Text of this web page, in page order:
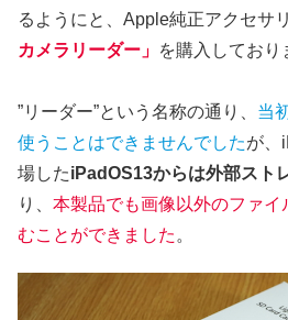
るようにと、Apple純正アクセサリ
カメラリーダー」 を購入しており
”リーダー”という名称の通り、 当
使うことはできませんでしたが、
場したiPadOS13からは外部スト
り、 本製品でも画像以外のファ
むことができました。